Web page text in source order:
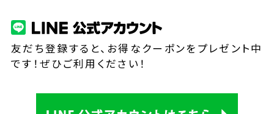
友だち登録すると、お得なクーポンをプレゼント中
です！ぜひご利用ください！